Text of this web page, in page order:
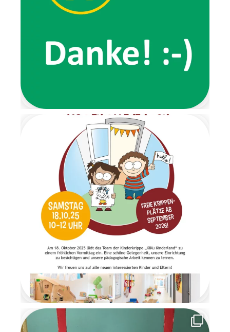
Lieblingsspaziergang, den wir
gemeinsam ausprobierten.
der Wichtelbrunch. Schon im
Eingangsbereich wartete eine
Nachricht der beiden Wichtel
und forderte die Kinder dazu
Mit stimmungsvoller
Weihnachtsmusik wurden alle
Kinder herzlich begrüßt.
Gemeinsam frühstückten wir
in ruhiger und gemütlicher
Atmosphäre. Anschließend
wartete ein Geschenketisch,
an dem die Überraschungen
im Morgenkreis gemeinsam
ausgepackt wurden. Es war
ein Moment voller Staunen
und Freude. Am letzten Tag
der Wichtelzeit
verabschiedeten sich die
Wichtel mit einem
Abschiedsbrief. Sie bedankten
sich für die schöne
gemeinsame Zeit und
versprachen den Kindern, im
nächsten Jahr
wiederzukommen. Die
Wichtelzeit war für alle eine
besondere, magische Zeit
voller Kreativität,